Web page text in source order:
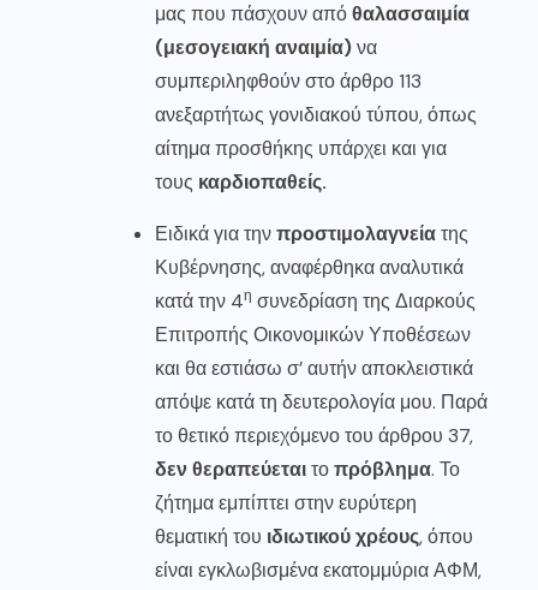
μας που πάσχουν απόθαλασσαιμία
(μεσογειακή αναιμία)να
συμπεριληφθούν στο άρθρο 113
ανεξαρτήτως γονιδιακού τύπου, όπως
αίτημα προσθήκης υπάρχει και για
τους καρδιοπαθείς.
Ειδικά για τηνπροστιμολαγνείατης
Κυβέρνησης, αναφέρθηκα αναλυτικά
κατά την 4η συνεδρίαση της Διαρκούς
Επιτροπής Οικονομικών Υποθέσεων
και θα εστιάσω σ’ αυτήν αποκλειστικά
απόψε κατά τη δευτερολογία μου. Παρά
το θετικό περιεχόμενο του άρθρου 37,
δεν θεραπεύεταιτοπρόβλημα. Το
ζήτημα εμπίπτει στην ευρύτερη
θεματική του ιδιωτικού χρέους, όπου
είναι εγκλωβισμένα εκατομμύρια ΑΦΜ,